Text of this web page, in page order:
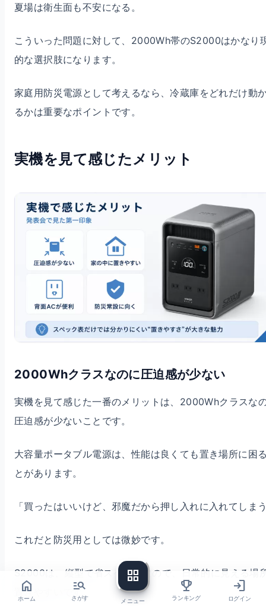
夏場は衛生面も不安になる。
こういった問題に対して、2000Wh帯のS2000はかなり
的な選択肢になります。
家庭用防災電源として考えるなら、冷蔵庫をどれだけ動
るかは重要なポイントです。
実機を見て感じたメリット
2000Whクラスなのに圧迫感が少ない
実機を見て感じた一番のメリットは、2000Whクラスな
圧迫感が少ないことです。
大容量ポータブル電源は、性能は良くても置き場所に困
とがあります。
「買ったはいいけど、邪魔だから押し入れに入れてしま
これだと防災用としては微妙です。
S2000は、縦型で省スペースなので、日常的に見える場
置きやすいです。
home
ホーム
manage_search
さがす
grid_view
メニュー
trophy
ランキング
login
ログイン